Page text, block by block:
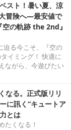
スト！暑い夏、涼
冒険へ―最安値で
の軌跡 the 2nd』
迫る今こそ、『空の
イミング！ 快適に
ながら、今遊びたい
なる。正式版リリ
に訊く“キュートア
とは
たくなる！